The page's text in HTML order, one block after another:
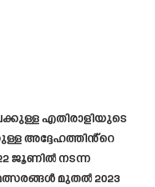
എതിരാളിയുടെ
അദ്ദേഹത്തിൻ്റെ
ജൂണിൽ നടന്ന
മുതൽ 2023